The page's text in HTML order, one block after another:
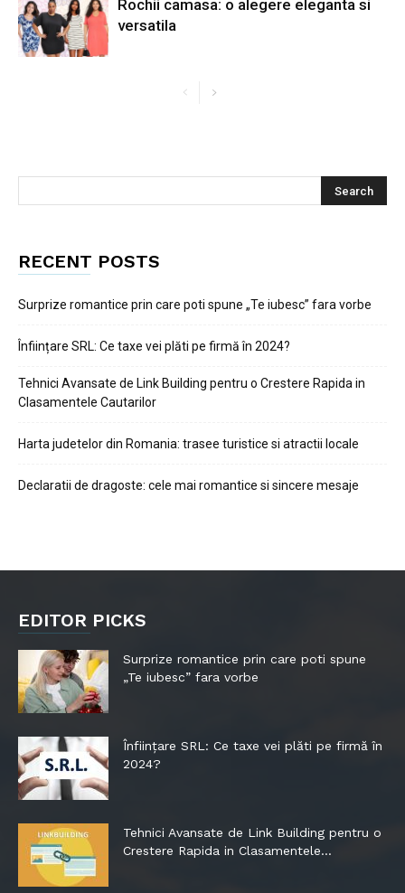
Rochii camasa: o alegere eleganta si
versatila
RECENT POSTS
Surprize romantice prin care poti spune „Te iubesc” fara vorbe
Înființare SRL: Ce taxe vei plăti pe firmă în 2024?
Tehnici Avansate de Link Building pentru o Crestere Rapida in
Clasamentele Cautarilor
Harta judetelor din Romania: trasee turistice si atractii locale
Declaratii de dragoste: cele mai romantice si sincere mesaje
EDITOR PICKS
Surprize romantice prin care poti spune
„Te iubesc” fara vorbe
Înființare SRL: Ce taxe vei plăti pe firmă în
2024?
Tehnici Avansate de Link Building pentru o
Crestere Rapida in Clasamentele...